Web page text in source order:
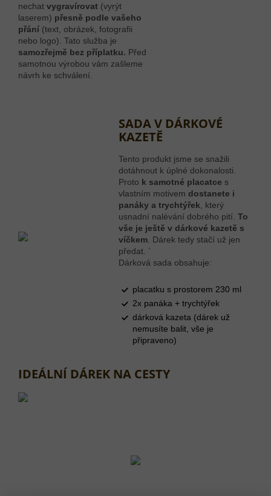
nechat vygravírovat (vyrýt
laserem) přesně podle vašeho
přání (text, obrázek, fotografii
nebo logo). Tato služba je
samozřejmě bez příplatku. Před
samotnou výrobou vám zašleme
návrh ke schválení.
SADA V DÁRKOVÉ
KAZETĚ
Tento produkt jsme se snažili
dotáhnout k úplné dokonalosti.
Proto k samotné placatce s
vlastním motivem dostanete i
panáky a trychtýřek , který
usnadní nalévání dobrého pití. To
vše je ještě v dárkové kazetě s
víčkem. Dárek tedy stačí už jen
předat. `
Dárková sada obsahuje:
placatku s prostorem 230 ml
2x panáka + trychtýřek
dárková kazeta (dárek už
nemusíte balit, vše je
připraveno)
IDEÁLNÍ DÁREK NA CESTY